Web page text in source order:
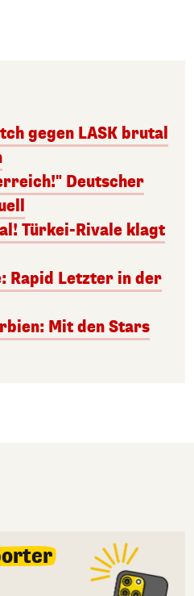
gegen LASK brutal
Deutscher
Türkei-Rivale klagt
Rapid Letzter in der
Mit den Stars